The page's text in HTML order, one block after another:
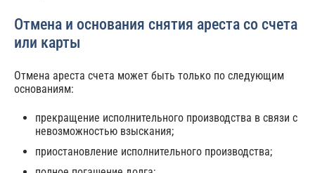
Отмена и основания снятия ареста со счета
или карты
Отмена ареста счета может быть только по следующим
основаниям:
прекращение исполнительного производства в связи с
невозможностью взыскания;
приостановление исполнительного производства;